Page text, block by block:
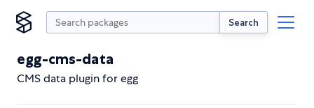
Search
egg-cms-data
CMS data plugin for egg